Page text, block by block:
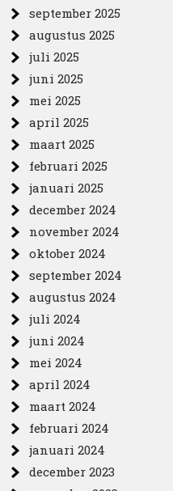
september 2025
augustus 2025
juli 2025
juni 2025
mei 2025
april 2025
maart 2025
februari 2025
januari 2025
december 2024
november 2024
oktober 2024
september 2024
augustus 2024
juli 2024
juni 2024
mei 2024
april 2024
maart 2024
februari 2024
januari 2024
december 2023